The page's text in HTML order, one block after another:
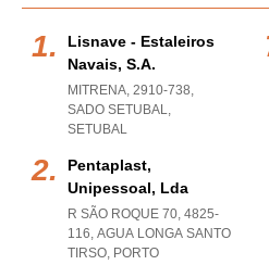
Lisnave - Estaleiros
Navais, S.a.
MITRENA, 2910-738,
SADO SETUBAL,
SETUBAL
Pentaplast,
Unipessoal, Lda
R SÃO ROQUE 70, 4825-
116, AGUA LONGA SANTO
TIRSO, PORTO